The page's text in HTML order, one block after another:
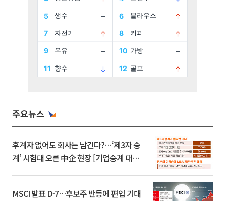
주요뉴스
후계자 없어도 회사는 남긴다?…‘제3자 승
계’ 시험대 오른 中企 현장 [기업승계 대전
MSCI 발표 D-7…후보주 반등에 편입 기대